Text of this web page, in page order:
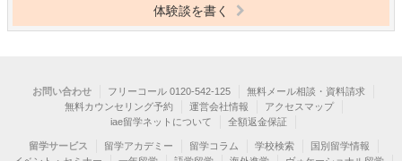
体験談を書く
お問い合わせ フリーコール 0120-542-125
無料メール相談・資料請求
無料カウンセリング予約
運営会社情報
アクセスマップ
iae留学ネットについて
全額返金保証
留学サービス 留学アカデミー 留学コラム 学校検索
国別留学情報